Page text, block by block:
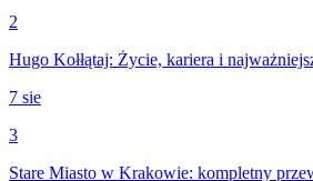
2
Hugo Kołłątaj: Życie, kariera i
7 sie
3
Stare Miasto w Krakowie: kompletny